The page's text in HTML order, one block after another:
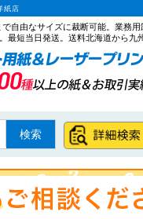
紙店
自由なサイズに裁断可能。業務用
最短当日発送。送料北海道から九
検索